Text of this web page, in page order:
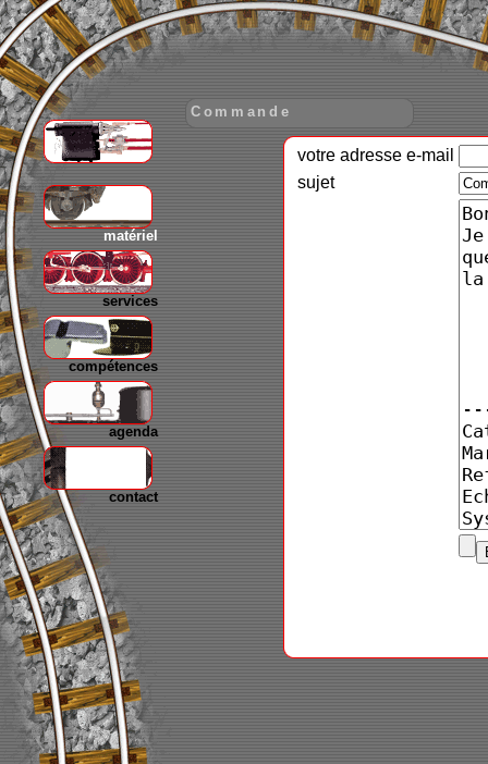
matériel
services
compétences
agenda
contact
Commande
votre adresse e-mail
sujet